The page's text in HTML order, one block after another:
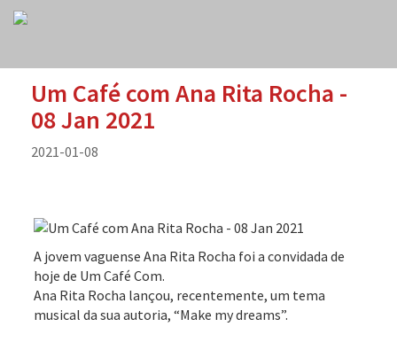
Um Café com Ana Rita Rocha -
08 Jan 2021
2021-01-08
A jovem vaguense Ana Rita Rocha foi a convidada de
hoje de Um Café Com.
Ana Rita Rocha lançou, recentemente, um tema
musical da sua autoria, “Make my dreams”.